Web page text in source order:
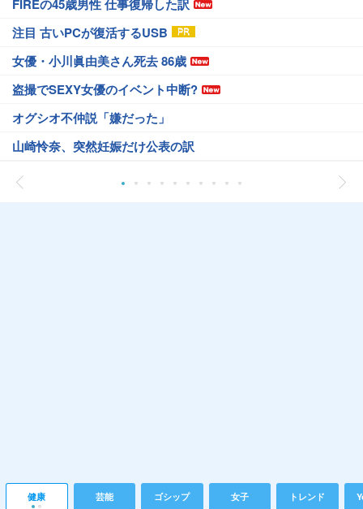
FIREの45歳男性 仕事復帰した訳
注目 古いPCが復活するUSB
女優・小川眞由美さん死去 86歳
盗撮でSEXY女優のイベント中断?
オグシオ不仲説「嫌だった」
山崎怜奈、突然妊娠だけ公表の訳
健康 芸能 ゴシップ 女子 トレンド